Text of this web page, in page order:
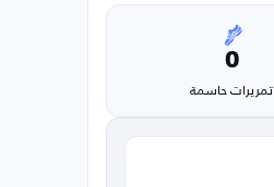
0
تمريرات حاسمة